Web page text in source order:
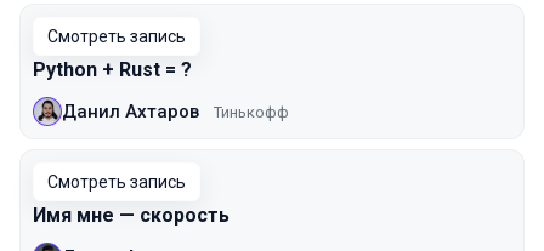
Смотреть запись
Python + Rust = ?
Данил Ахтаров Тинькофф
Смотреть запись
Имя мне — скорость